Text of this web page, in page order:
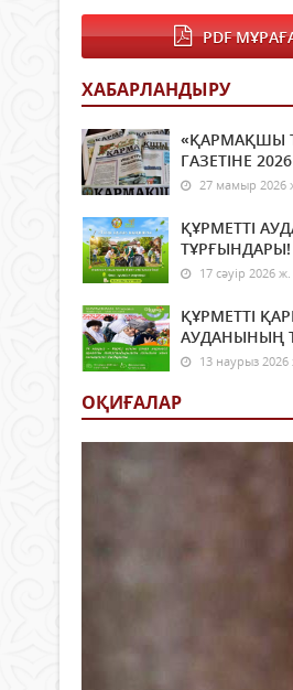
PDF
ХАБАРЛАНДЫРУ
«ҚАРМАҚШЫ
ГАЗЕТІНЕ
27 мамыр 2026
ҚҰРМЕТТІ
ТҰРҒЫНДАРЫ!
17 сәуір 2026 ж.
ҚҰРМЕТТІ
АУДАНЫНЫҢ
13 наурыз 2026
ОҚИҒАЛАР